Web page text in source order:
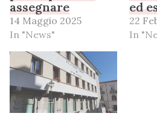
assegnare
14 Maggio 2025
In "News"
ed
22
In